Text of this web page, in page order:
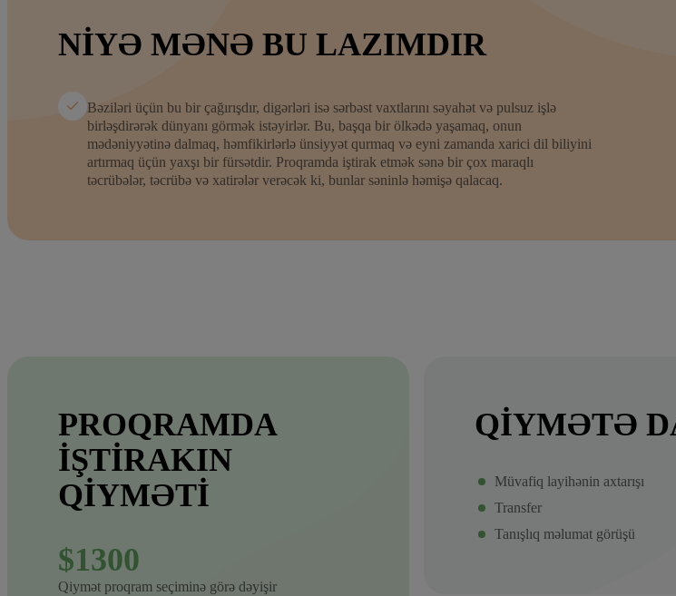
NIYƏ MƏNƏ BU LAZIMDIR
Bəziləri üçün bu bir çağırışdır, digərləri isə sərbəst vaxtlarını səyahət və pulsuz işlə
birləşdirərək dünyanı görmək istəyirlər. Bu, başqa bir ölkədə yaşamaq, onun
mədəniyyətinə dalmaq, həmfikirlərlə ünsiyyət qurmaq və eyni zamanda xarici dil biliyini
artırmaq üçün yaxşı bir fürsətdir. Proqramda iştirak etmək sənə bir çox maraqlı
təcrübələr, təcrübə və xatirələr verəcək ki, bunlar səninlə həmişə qalacaq.
PROQRAMDA
IŞTIRAKIN
QIYMƏTI
$1300
Qiymət proqram seçiminə görə dəyişir
QIYMƏTƏ
Müvafiq layihənin axtarışı
Transfer
Tanışlıq məlumat görüşü